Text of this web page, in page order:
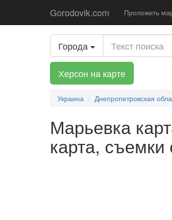
Gorodovik.com Проложить
Города
Херсон на карте
Украина Днепропетровская
Марьевка
карта, съемки